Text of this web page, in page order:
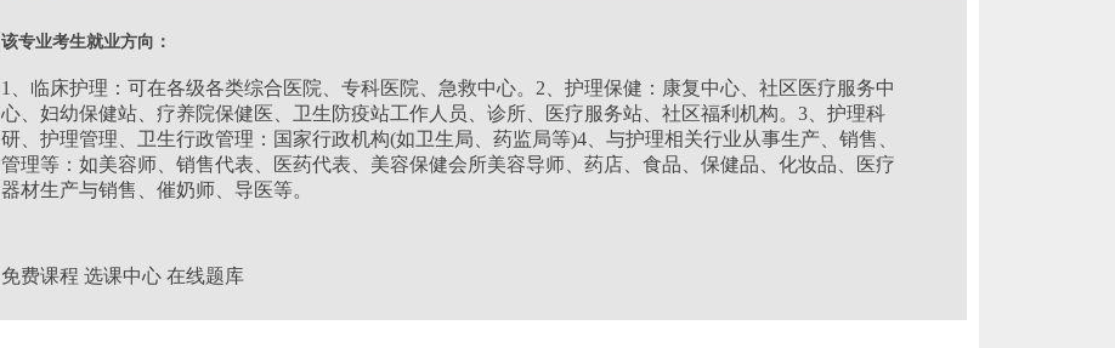
学习形式：业余
学制： 3年
该专业考生就业方向：
1、临床护理：可在各级各类综合医院、专科医院、急救中心。2、护理保健：康复中心、社区医疗服务中
心、妇幼保健站、疗养院保健医、卫生防疫站工作人员、诊所、医疗服务站、社区福利机构。3、护理科
研、护理管理、卫生行政管理：国家行政机构(如卫生局、药监局等)4、与护理相关行业从事生产、销售、
管理等：如美容师、销售代表、医药代表、美容保健会所美容导师、药店、食品、保健品、化妆品、医疗
器材生产与销售、催奶师、导医等。
免费课程 选课中心 在线题库